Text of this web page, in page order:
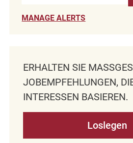
MANAGE ALERTS
ERHALTEN SIE
OBEMPFEHLUNGEN,
NTERESSEN BASIEREN.
Loslegen